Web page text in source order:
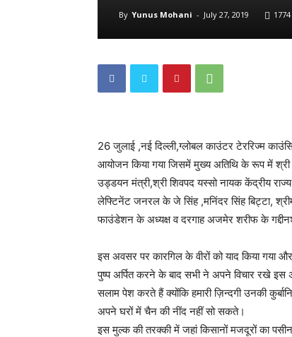
By Yunus Mohani - July 27, 2019 1774
26 जुलाई ,नई दिल्ली,ग्लोबल काउंटर टेररिज्म
आयोजन किया गया जिसमें मुख्य अतिथि के रूप में
उड्डयन मंत्री,श्री शिवपद यस्सो नायक केंद्रीय
लेफ्टिनेंट जनरल के जे सिंह ,मनिंदर सिंह बिट्टा,
फाउंडेशन के अध्यक्ष व दरगाह अजमेर शरीफ के
इस अवसर पर कारगिल के वीरों को याद किया गया और
पुष्प अर्पित करने के बाद सभी ने अपने विचार रखे
सलाम पेश करते हैं क्योंकि हमारी ज़िन्दगी उनकी
अपने घरों में चैन की नींद नहीं सो सकते।
इस मुल्क की तरक्की में जहां किसानों मजदूरों का